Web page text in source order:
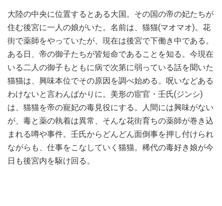
大陸の中央に位置するとある大国。その国の帝の妃たちが
住む後宮に一人の娘がいた。名前は、猫猫(マオマオ)。花
街で薬師をやっていたが、現在は後宮で下働き中である。
ある日、帝の御子たちが皆短命であることを知る。今現在
いる二人の御子もともに病で次第に弱っている話を聞いた
猫猫は、興味本位でその原因を調べ始める。呪いなどある
わけないと言わんばかりに。美形の宦官・壬氏(ジンシ)
は、猫猫を帝の寵妃の毒見役にする。人間には興味がない
が、毒と薬の執着は異常、そんな花街育ちの薬師が巻き込
まれる噂や事件。壬氏からどんどん面倒事を押し付けられ
ながらも、仕事をこなしていく猫猫。稀代の毒好き娘が今
日も後宮内を駆け回る。